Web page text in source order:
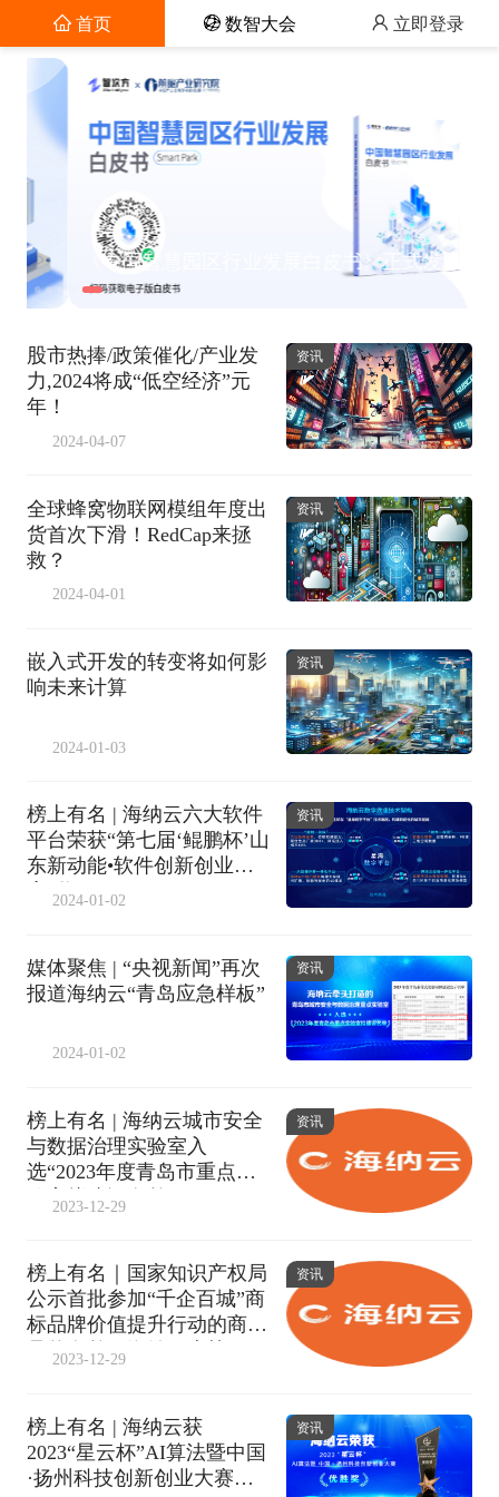
 首页  数智大会  立即登录
《中国智慧园区行业发展白皮书》正式发布！
股市热捧/政策催化/产业发
力,2024将成“低空经济”元
年！
2024-04-07
资讯
全球蜂窝物联网模组年度出
货首次下滑！RedCap来拯
救？
2024-04-01
资讯
嵌入式开发的转变将如何影
响未来计算
2024-01-03
资讯
榜上有名 | 海纳云六大软件
平台荣获“第七届‘鲲鹏杯’山
东新动能•软件创新创业大
赛”奖项
2024-01-02
资讯
媒体聚焦 | “央视新闻”再次
报道海纳云“青岛应急样板”
2024-01-02
资讯
榜上有名 | 海纳云城市安全
与数据治理实验室入
选“2023年度青岛市重点实
验室拟建设名单”
2023-12-29
资讯
榜上有名｜国家知识产权局
公示首批参加“千企百城”商
标品牌价值提升行动的商标
品牌名单，海纳云上榜
2023-12-29
资讯
榜上有名 | 海纳云获
2023“星云杯”AI算法暨中国
·扬州科技创新创业大赛优
资讯